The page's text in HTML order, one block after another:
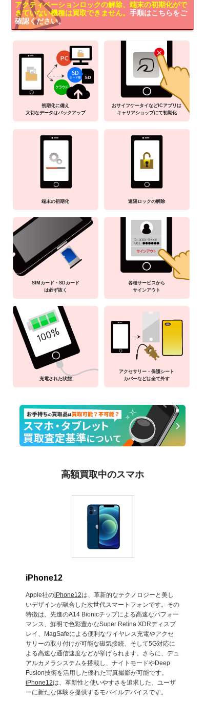
アクティベーションロックの解除、端末の初期化がで
きていない機種は買取できません。 手順はこちらをご
確認ください。
初期化に備え
大切なデータはバックアップ
おサイフケータイなどICアプリは
キャリアショップにて初期化
端末の初期化 遠隔ロックの解除
SIMカード・SDカード
は必ず抜く
各種サービスから
サインアウト
充電された状態
アクセサリー・保護シート
カバーなどは全て外す
高額買取中のスマホ
iPhone12
Apple社のiPhone12は、革新的なテクノロジーと美し
いデザインが融合した次世代スマートフォンです。その
特徴は、先進のA14 Bionicチップによる高速なパフォー
マンス、鮮明で色彩豊かなSuper Retina XDRディスプ
レイ、MagSafeによる便利なワイヤレス充電やアクセ
サリーの取り付けが可能な磁気接続、そして5G対応に
よる高速な通信速度などが挙げられます。さらに、デュ
アルカメラシステムを搭載し、ナイトモードやDeep
Fusion技術を活用した優れた写真撮影が可能です。
iPhone12は、革新性と使いやすさを追求した、ユーザ
ーに新たな体験を提供するモバイルデバイスです。